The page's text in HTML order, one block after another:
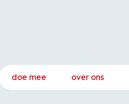
doe mee over ons